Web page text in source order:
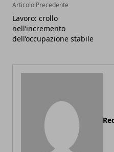
Articolo Precedente
Lavoro: crollo
nell’incremento
dell’occupazione stabile